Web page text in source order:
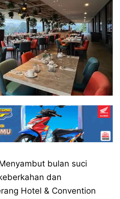
bulan suci
dan
Hotel & Convention